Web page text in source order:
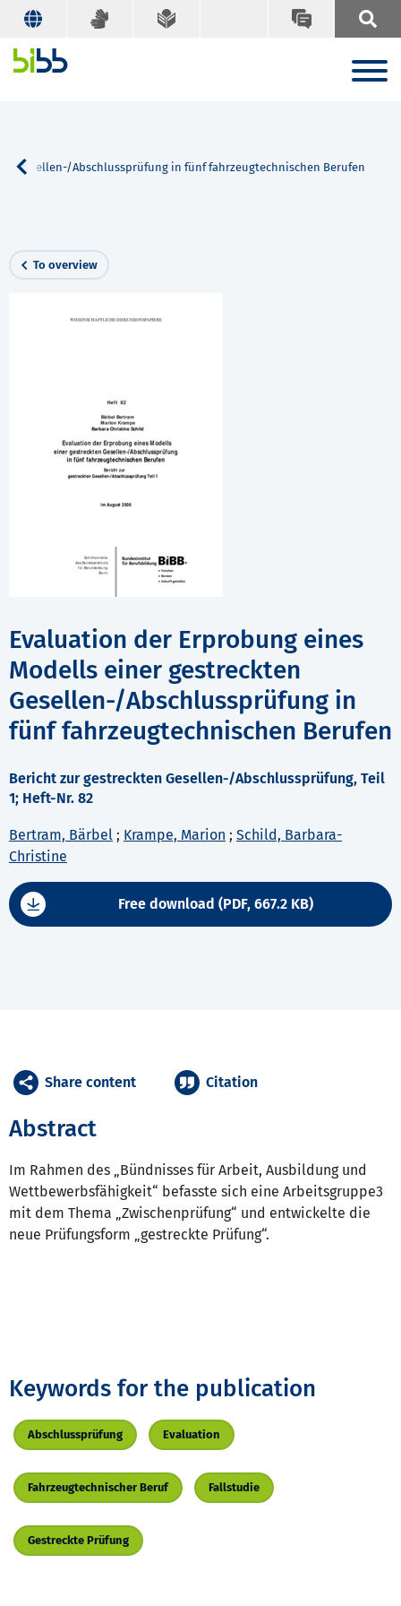
Gesellen-/Abschlussprüfung in fünf fahrzeugtechnischen Berufen
To overview
Evaluation der Erprobung eines
Modells einer gestreckten
Gesellen-/Abschlussprüfung in
fünf fahrzeugtechnischen Berufen
Bericht zur gestreckten Gesellen-/Abschlussprüfung, Teil
1; Heft-Nr. 82
Bertram, Bärbel ; Krampe, Marion ; Schild, Barbara-
Christine
Free download (PDF, 667.2 KB)
Abstract
Im Rahmen des „Bündnisses für Arbeit, Ausbildung und
Wettbewerbsfähigkeit“ befasste sich eine Arbeitsgruppe3
mit dem Thema „Zwischenprüfung“ und entwickelte die
neue Prüfungsform „gestreckte Prüfung“.
Share content Citation
Keywords for the publication
Abschlussprüfung Evaluation
Fahrzeugtechnischer Beruf Fallstudie
Gestreckte Prüfung